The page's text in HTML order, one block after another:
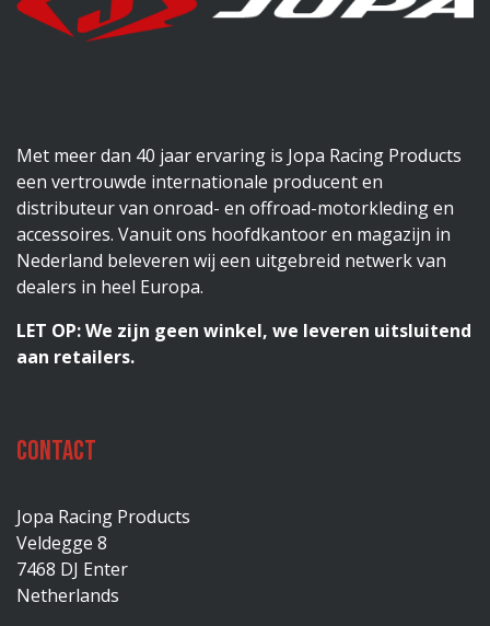
Met meer dan 40 jaar ervaring is Jopa Racing Products
een vertrouwde internationale producent en
distributeur van onroad- en offroad-motorkleding en
accessoires. Vanuit ons hoofdkantoor en magazijn in
Nederland beleveren wij een uitgebreid netwerk van
dealers in heel Europa.
LET OP: We zijn geen winkel, we leveren uitsluitend
aan retailers.
Contact
Jopa Racing Products
Veldegge 8
7468 DJ Enter
Netherlands